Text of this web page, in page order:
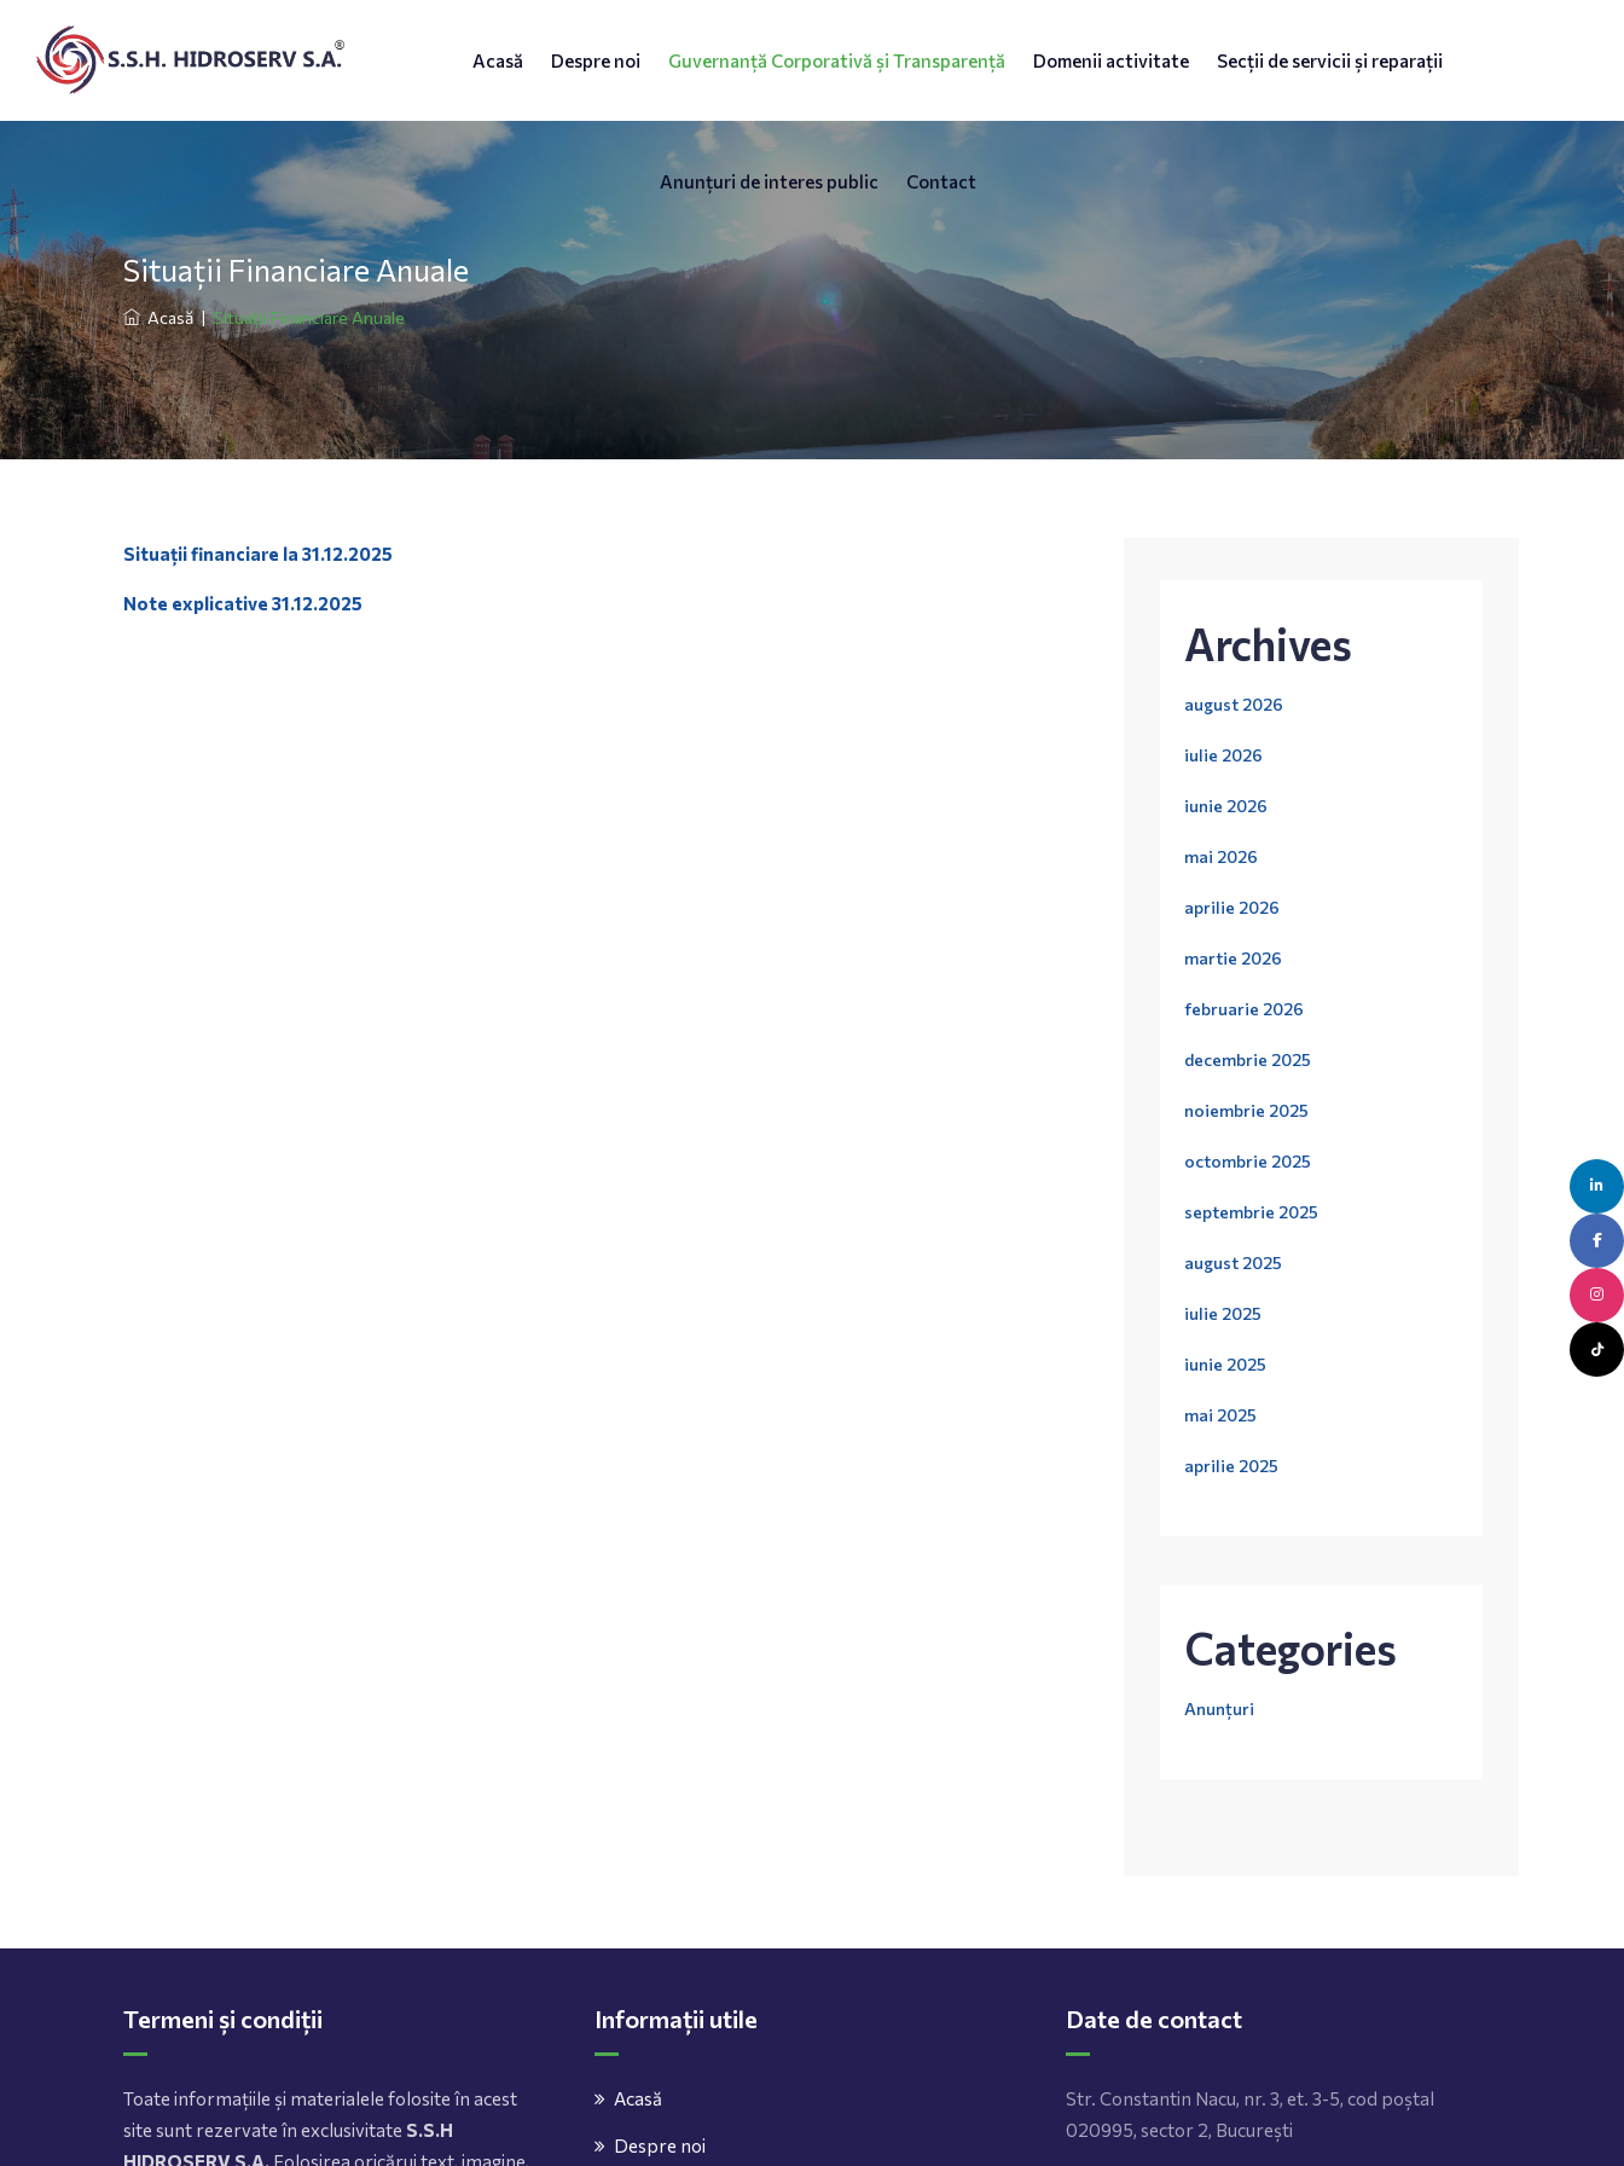
Acasă Despre noi Guvernanță Corporativă și Transparență Domenii activitate Secții de servicii și reparații
Anunțuri de interes public Contact
Situații Financiare Anuale
Acasă|Situații Financiare Anuale
Situații financiare la 31.12.2025
Note explicative 31.12.2025
Archives
august 2026
iulie 2026
iunie 2026
mai 2026
aprilie 2026
martie 2026
februarie 2026
decembrie 2025
noiembrie 2025
octombrie 2025
septembrie 2025
august 2025
iulie 2025
iunie 2025
mai 2025
aprilie 2025
Categories
Anunțuri
Termeni și condiții
Toate informațiile și materialele folosite în acest
site sunt rezervate în exclusivitate S.S.H
HIDROSERV S.A. Folosirea oricărui text, imagine,
Informații utile
Acasă
Despre noi
Date de contact
Str. Constantin Nacu, nr. 3, et. 3-5, cod poștal
020995, sector 2, București